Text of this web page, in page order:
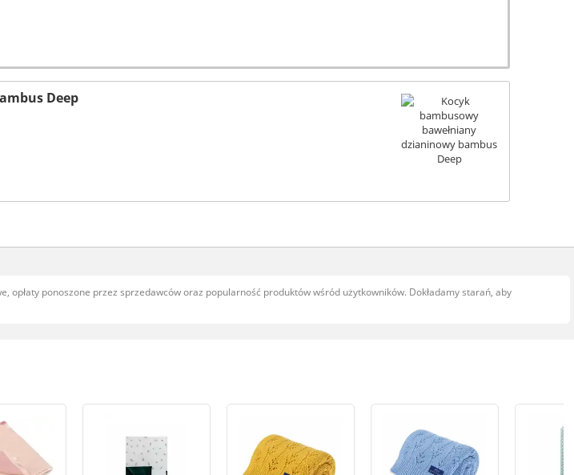
Deep
ponoszone przez sprzedawców oraz popularność produktów wśród użytkowników. Dokładamy starań, aby